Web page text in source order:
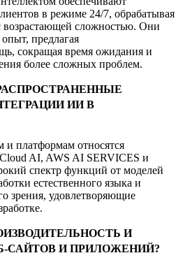
в режиме 24/7, обрабатывая
сложностью. Они
предлагая
сокращая время ожидания и
более сложных проблем.
ИИ В
платформам относятся
AI, AWS AI SERVICES и
спектр функций от моделей
естественного языка и
зрения, удовлетворяющие
И
САЙТОВ И ПРИЛОЖЕНИЙ?